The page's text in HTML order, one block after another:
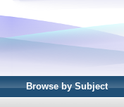
Browse by Subject